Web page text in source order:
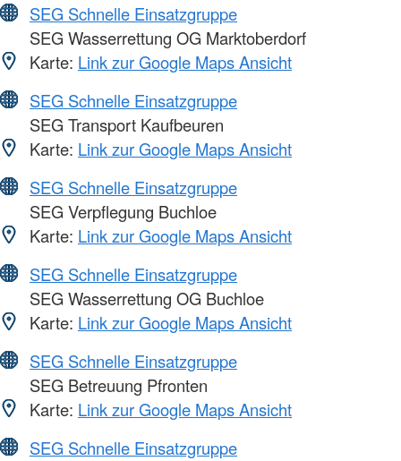
SEG Schnelle Einsatzgruppe
SEG Wasserrettung OG Marktoberdorf
Karte: Link zur Google Maps Ansicht
SEG Schnelle Einsatzgruppe
SEG Transport Kaufbeuren
Karte: Link zur Google Maps Ansicht
SEG Schnelle Einsatzgruppe
SEG Verpflegung Buchloe
Karte: Link zur Google Maps Ansicht
SEG Schnelle Einsatzgruppe
SEG Wasserrettung OG Buchloe
Karte: Link zur Google Maps Ansicht
SEG Schnelle Einsatzgruppe
SEG Betreuung Pfronten
Karte: Link zur Google Maps Ansicht
SEG Schnelle Einsatzgruppe